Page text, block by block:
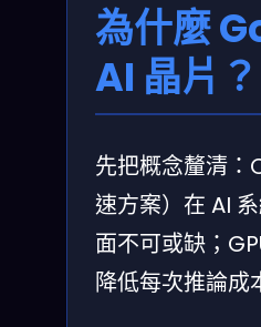
為什麼
AI 晶片？
先把概念釐清：
速方案）在 AI
面不可或缺；
降低每次推論成